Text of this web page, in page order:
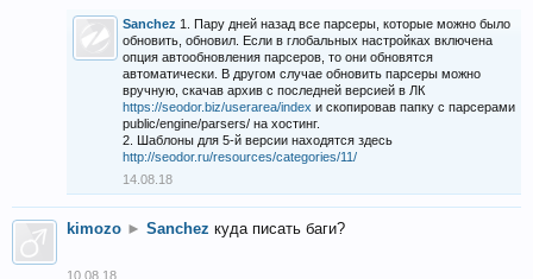
Sanchez 1. Пару дней назад все парсеры, которые можно было
обновить, обновил. Если в глобальных настройках включена
опция автообновления парсеров, то они обновятся
автоматически. В другом случае обновить парсеры можно
вручную, скачав архив с последней версией в ЛК
https://seodor.biz/userarea/index и скопировав папку с парсерами
public/engine/parsers/ на хостинг.
2. Шаблоны для 5-й версии находятся здесь
http://seodor.ru/resources/categories/11/
14.08.18
kimozo ► Sanchez куда писать баги?
10.08.18